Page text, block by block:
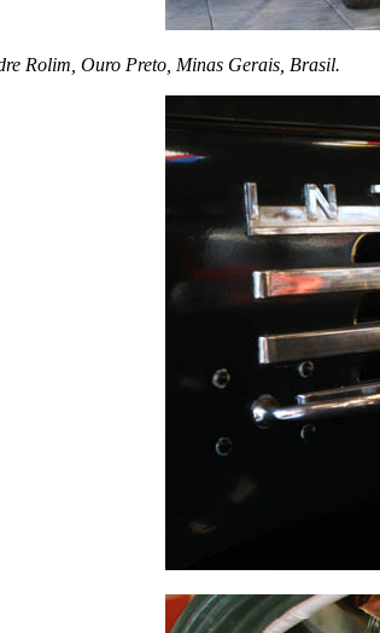
Rolim, Ouro Preto, Minas Gerais, Brasil.